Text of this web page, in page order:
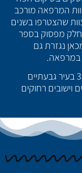
המרפאה מורכב
שהצטרפו בשנים
חלק מפסוק בספר
נגזרת גם
במרפאה.
המרפאה שוכנת ברחוב פועלי הרכבת 39 בעיר גבעתיים
רחוקים